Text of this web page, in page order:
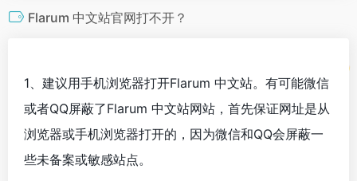
Flarum 中文站官网打不开？
1、建议用手机浏览器打开Flarum 中文站。有可能微信
或者QQ屏蔽了Flarum 中文站网站，首先保证网址是从
浏览器或手机浏览器打开的，因为微信和QQ会屏蔽一
些未备案或敏感站点。